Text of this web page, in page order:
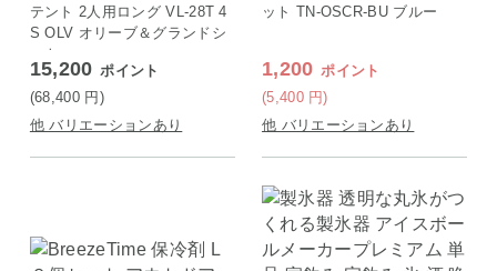
テント 2人用ロング VL-28T 4
S OLV オリーブ＆グランドシ
ート
15,200 ポイント
(68,400 円 )
他 バリエーションあり
ット TN-OSCR-BU ブルー
1,200 ポイント
(5,400 円)
他 バリエーションあり